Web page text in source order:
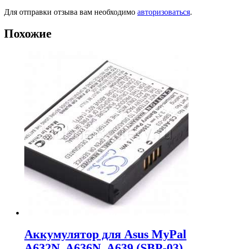
Для отправки отзыва вам необходимо авторизоваться.
Похожие
Аккумулятор для Asus MyPal